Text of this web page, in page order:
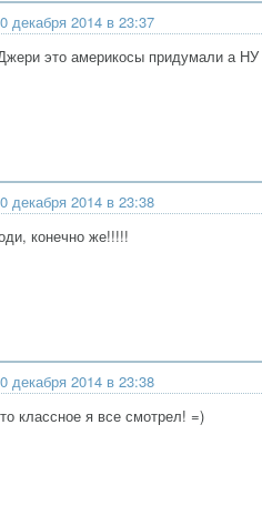
декабря 2014 в 23:37
это америкосы придумали а НУ
декабря 2014 в 23:38
конечно же!!!!!
декабря 2014 в 23:38
классное я все смотрел! =)